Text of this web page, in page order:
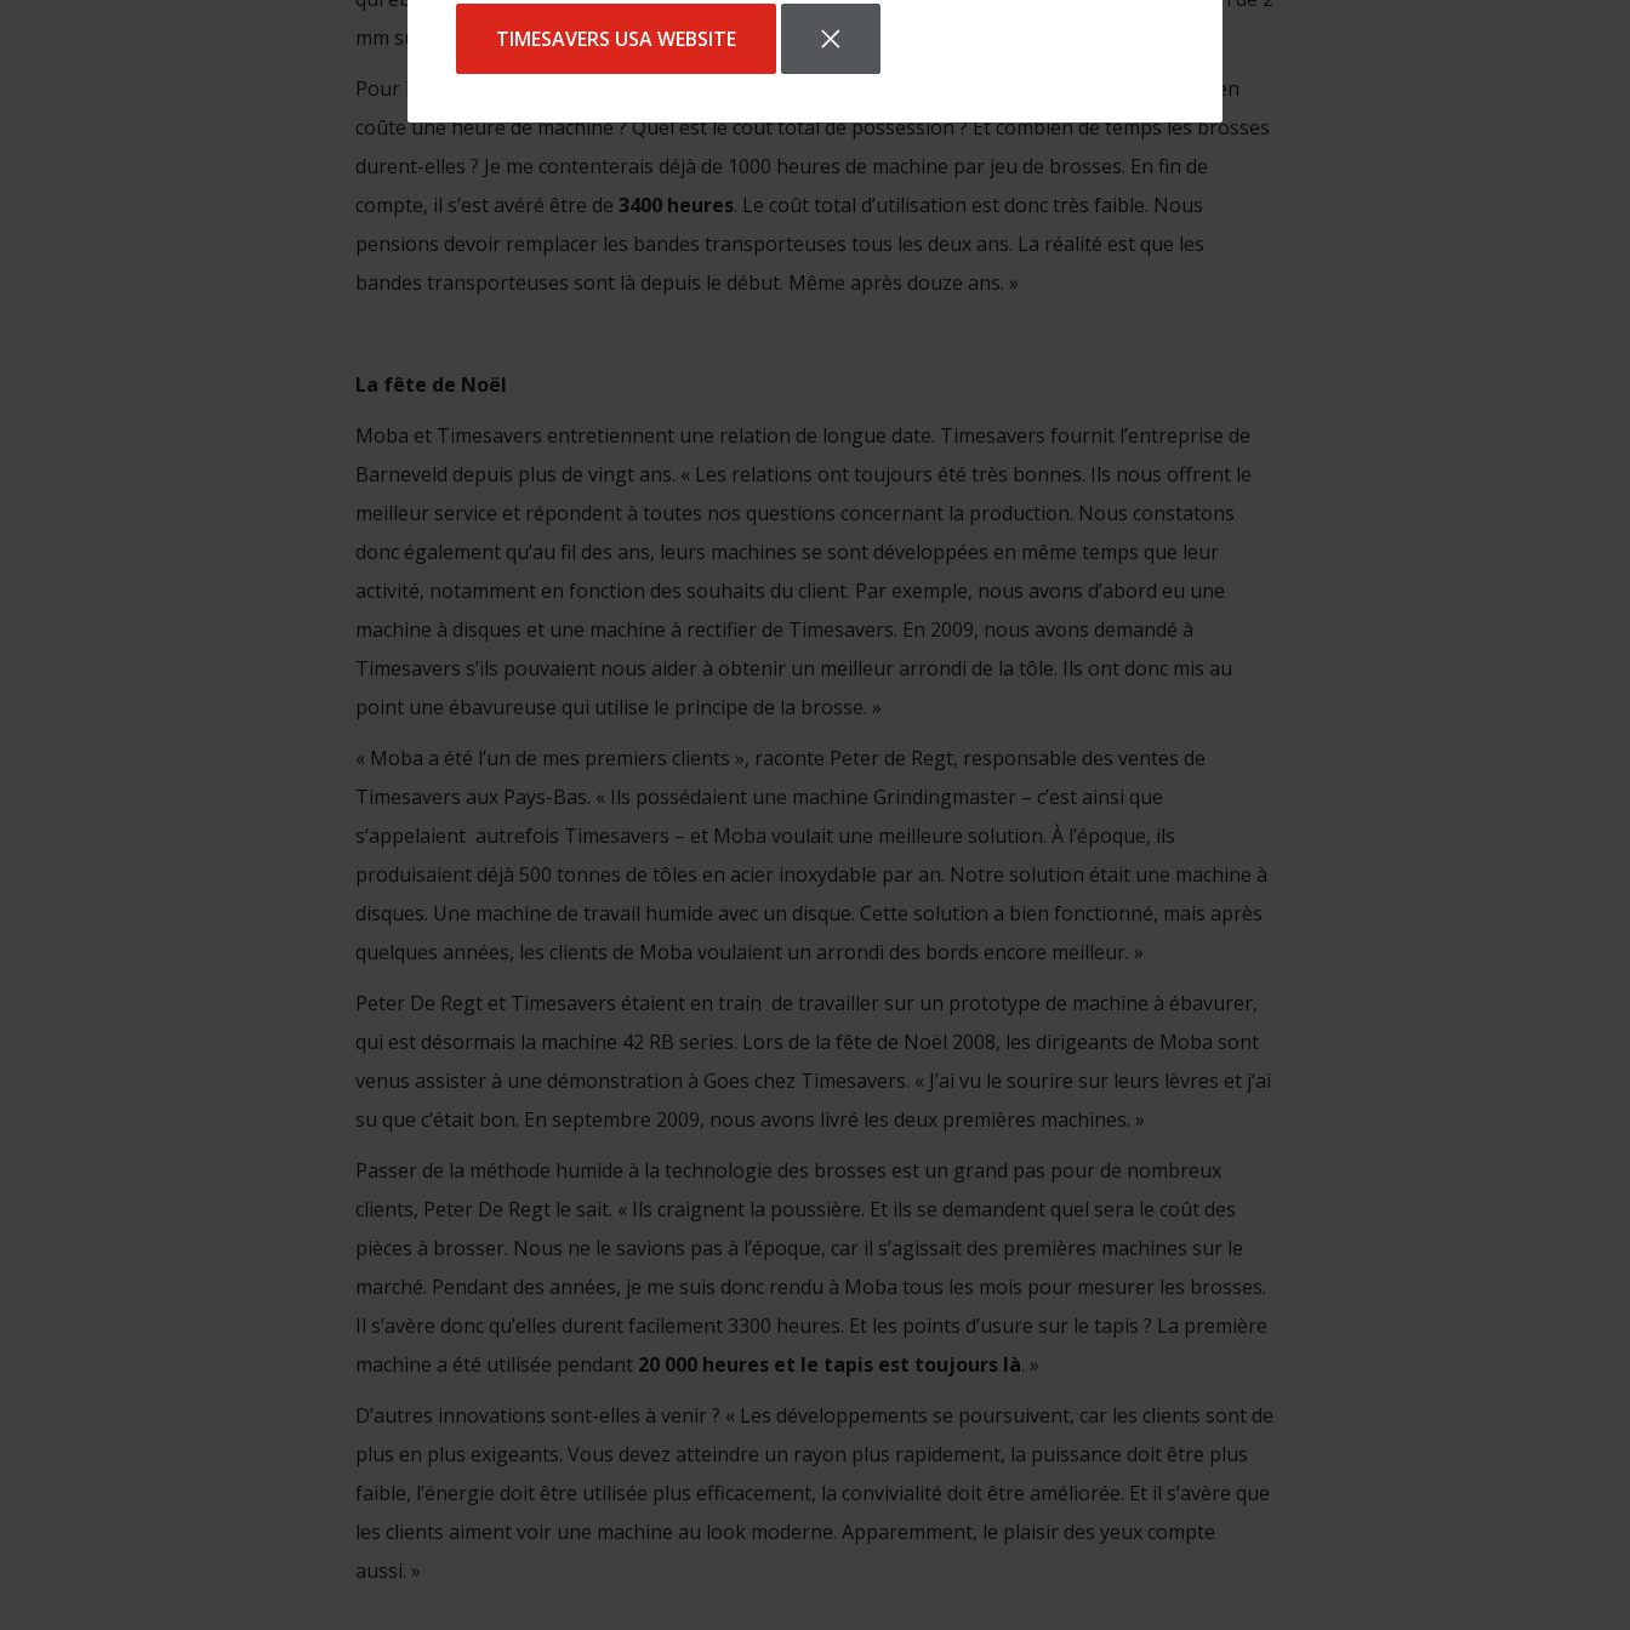
TIMESAVERS USA WEBSITE
mm sur l’acier doux et encore plus sur des matériaux plus tendres comme l’aluminium.
Pour Moba, la durée de vie des brosses était très importante. Mr Teunissen explique : « Combien
coûte une heure de machine ? Quel est le coût total de possession ? Et combien de temps les brosses
durent-elles ? Je me contenterais déjà de 1000 heures de machine par jeu de brosses. En fin de
compte, il s’est avéré être de 3400 heures. Le coût total d’utilisation est donc très faible. Nous
pensions devoir remplacer les bandes transporteuses tous les deux ans. La réalité est que les
bandes transporteuses sont là depuis le début. Même après douze ans. »
La fête de Noël
Moba et Timesavers entretiennent une relation de longue date. Timesavers fournit l’entreprise de
Barneveld depuis plus de vingt ans. « Les relations ont toujours été très bonnes. Ils nous offrent le
meilleur service et répondent à toutes nos questions concernant la production. Nous constatons
donc également qu’au fil des ans, leurs machines se sont développées en même temps que leur
activité, notamment en fonction des souhaits du client. Par exemple, nous avons d’abord eu une
machine à disques et une machine à rectifier de Timesavers. En 2009, nous avons demandé à
Timesavers s’ils pouvaient nous aider à obtenir un meilleur arrondi de la tôle. Ils ont donc mis au
point une ébavureuse qui utilise le principe de la brosse. »
« Moba a été l’un de mes premiers clients », raconte Peter de Regt, responsable des ventes de
Timesavers aux Pays-Bas. « Ils possédaient une machine Grindingmaster – c’est ainsi que
s’appelaient autrefois Timesavers – et Moba voulait une meilleure solution. À l’époque, ils
produisaient déjà 500 tonnes de tôles en acier inoxydable par an. Notre solution était une machine à
disques. Une machine de travail humide avec un disque. Cette solution a bien fonctionné, mais après
quelques années, les clients de Moba voulaient un arrondi des bords encore meilleur. »
Peter De Regt et Timesavers étaient en train de travailler sur un prototype de machine à ébavurer,
qui est désormais la machine 42 RB series. Lors de la fête de Noël 2008, les dirigeants de Moba sont
venus assister à une démonstration à Goes chez Timesavers. « J’ai vu le sourire sur leurs lèvres et j’ai
su que c’était bon. En septembre 2009, nous avons livré les deux premières machines. »
Passer de la méthode humide à la technologie des brosses est un grand pas pour de nombreux
clients, Peter De Regt le sait. « Ils craignent la poussière. Et ils se demandent quel sera le coût des
pièces à brosser. Nous ne le savions pas à l’époque, car il s’agissait des premières machines sur le
marché. Pendant des années, je me suis donc rendu à Moba tous les mois pour mesurer les brosses.
Il s’avère donc qu’elles durent facilement 3300 heures. Et les points d’usure sur le tapis ? La première
machine a été utilisée pendant 20 000 heures et le tapis est toujours là. »
D’autres innovations sont-elles à venir ? « Les développements se poursuivent, car les clients sont de
plus en plus exigeants. Vous devez atteindre un rayon plus rapidement, la puissance doit être plus
faible, l’énergie doit être utilisée plus efficacement, la convivialité doit être améliorée. Et il s’avère que
les clients aiment voir une machine au look moderne. Apparemment, le plaisir des yeux compte
aussi. »